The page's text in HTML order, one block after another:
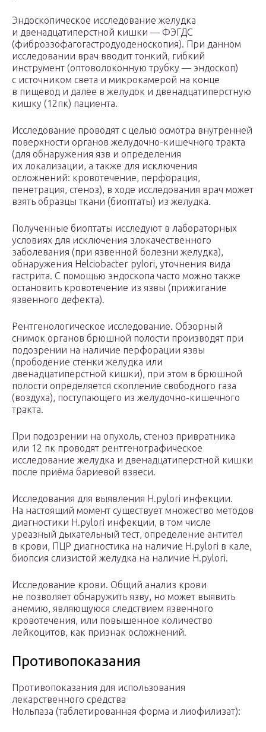
Эндоскопическое исследование желудка
и двенадцатиперстной кишки — ФЭГДС
(фиброэзофагогастродуоденоскопия). При данном
исследовании врач вводит тонкий, гибкий
инструмент (оптоволоконную трубку — эндоскоп)
с источником света и микрокамерой на конце
в пищевод и далее в желудок и двенадцатиперстную
кишку (12пк) пациента.
Исследование проводят с целью осмотра внутренней
поверхности органов желудочно-кишечного тракта
(для обнаружения язв и определения
их локализации, а также для исключения
осложнений: кровотечение, перфорация,
пенетрация, стеноз), в ходе исследования врач может
взять образцы ткани (биоптаты) из желудка.
Полученные биоптаты исследуют в лабораторных
условиях для исключения злокачественного
заболевания (при язвенной болезни желудка),
обнаружения Helciobacter pylori, уточнения вида
гастрита. С помощью эндоскопа часто можно также
остановить кровотечение из язвы (прижигание
язвенного дефекта).
Рентгенологическое исследование. Обзорный
снимок органов брюшной полости производят при
подозрении на наличие перфорации язвы
(прободение стенки желудка или
двенадцатиперстной кишки), при этом в брюшной
полости определяется скопление свободного газа
(воздуха), поступающего из желудочно-кишечного
тракта.
При подозрении на опухоль, стеноз привратника
или 12 пк проводят рентгенографическое
исследование желудка и двенадцатиперстной кишки
после приёма бариевой взвеси.
Исследования для выявления H.pylori инфекции.
На настоящий момент существует множество методов
диагностики H.pylori инфекции, в том числе
уреазный дыхательный тест, определение антител
в крови, ПЦР диагностика на наличие H.pylori в кале,
биопсия слизистой желудка на наличие H.pylori.
Исследование крови. Общий анализ крови
не позволяет обнаружить язву, но может выявить
анемию, являющуюся следствием язвенного
кровотечения, или повышенное количество
лейкоцитов, как признак осложнений.
Противопоказания
Противопоказания для использования
лекарственного средства
Нольпаза (таблетированная форма и лиофилизат):